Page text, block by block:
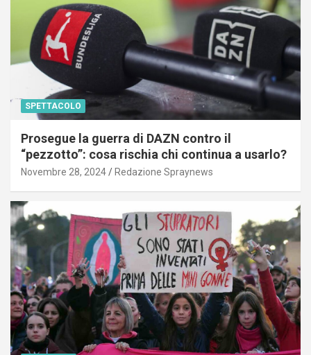
SPETTACOLO
Prosegue la guerra di DAZN contro il
“pezzotto”: cosa rischia chi continua a usarlo?
Novembre 28, 2024 Redazione Spraynews